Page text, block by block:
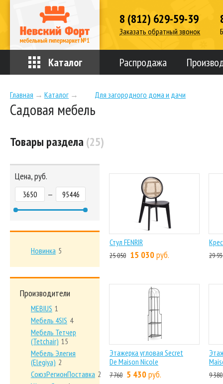
8 (812) 629-59-39
Заказать обратный звонок
Каталог Распродажа
Главная → Каталог → Для загородного дома и дачи
Садовая мебель
Товары раздела(25)
Стул FENRIR
25 050 15 030руб. 29
Этажерка угловая Secret
De Maison Nicole
7 760 5 430руб. 9 380
Цена, руб.
—
Новинка 5
Производители
MEBIUS 1
Мебель 4SIS 4
Мебель Тетчер
(Tetchair) 15
Мебель Элегия
(Elegiya) 2
СоюзРегионПоставка 2